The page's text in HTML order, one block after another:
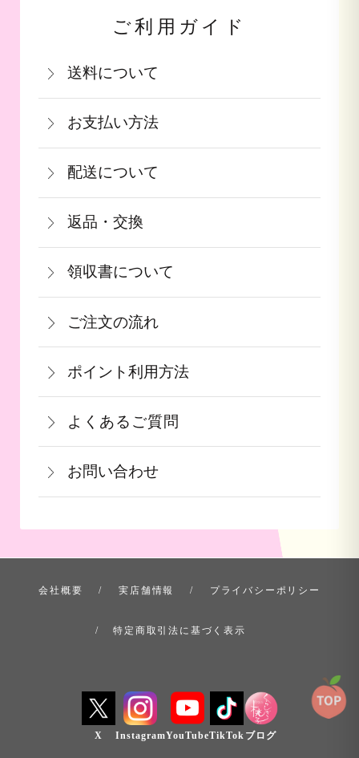
ご利用ガイド
送料について
関西・中国・四国・九州：770円(税込)
北陸・中部：990円(税込)
関東・信越：990円(税込)
東北：1,210円(税込)
北海道：1,540円(税込)
沖縄：2,750円(税込)
※クール便の場合は送料＋クール代金
440円（税込）
お支払い方法
お支払いは、カード決済・代金引換・銀
行振込（前払い）・PayPay（オンライ
ン決済）・auPAY・d払い・auかんたん
決済・ソフトバンクまとめて支払いがご
利用頂けます。
≪デビットカードを御使用の場合≫
カードの特性上、ご注文時点でお支払い
となっております。
果物など収穫時期までお時間を頂く商品
も御座いますこと、ご了承くださいま
せ。
詳しくはこちら
配送について
通常在庫がある商品につきましては、ご
注文から2～5営業日で発送致します。
果物や予約ギフトについては出荷時期が
参りましたら、ご予約順に発送いたしま
す。
返品・交換
商品が食品等の場合は、お客様のお手元
に到着後の返品は基本的にお受け出来ま
せん。但し、発送中の破損や不良品、あ
るいはご注文と違う商品が届いた場合
は、お手数ですが商品到着後３日以内に
当店までご連絡下さい。
領収書について
領収書をご希望のお客様は、ご注文画面
の備考欄にてお知らせ下さい。なお、お
支払い方法にて領収書の形態が異なりま
す。
ご注文の流れ
一部出荷が遅れる商品に関してはメール
にて納期のご連絡をいたします。
青果ギフト対応商品につきましてはお届
け日の指定ができかねます。予めご了承
ください。
ポイント利用方法
会員登録をされたお客様はポイントを利
用できます。ご注文画面の「お支払い方
法選択」画面にて、ポイント利用を入力
することができます。店舗では利用でき
ません。
詳しくはこちら
よくあるご質問
お問い合わせ
会社概要 実店舗情報 プライバシーポリシー
特定商取引法に基づく表示
X InstagramYouTubeTikTok ブログ